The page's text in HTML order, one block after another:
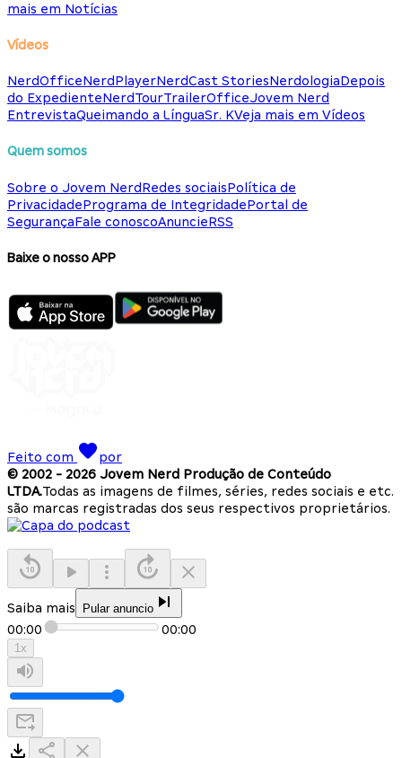
mais em Notícias
Vídeos
NerdOfficeNerdPlayerNerdCast StoriesNerdologiaDepois
do ExpedienteNerdTourTrailerOfficeJovem Nerd
EntrevistaQueimando a LínguaSr. KVeja mais em Vídeos
Quem somos
Sobre o Jovem NerdRedes sociaisPolítica de
PrivacidadePrograma de IntegridadePortal de
SegurançaFale conoscoAnuncieRSS
Baixe o nosso APP
Feito com
por
© 2002 - 2026 Jovem Nerd Produção de Conteúdo
LTDA.Todas as imagens de filmes, séries, redes sociais e etc.
são marcas registradas dos seus respectivos proprietários.
Saiba mais Pular anuncio
00:00 00:00
1x